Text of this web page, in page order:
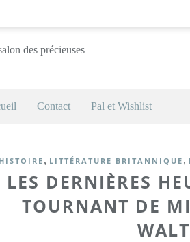
Contact Pal et Wishlist
HISTOIRE , LITTÉRATURE BRITANNIQUE ,
LES DERNIÈRES
TOURNANT DE